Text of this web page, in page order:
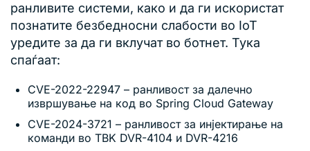
ранливите системи, како и да ги искористат
познатите безбедносни слабости во IoT
уредите за да ги вклучат во ботнет. Тука
спаѓаат:
CVE-2022-22947 – ранливост за далечно
извршување на код во Spring Cloud Gateway
CVE-2024-3721 – ранливост за инјектирање на
команди во TBK DVR-4104 и DVR-4216